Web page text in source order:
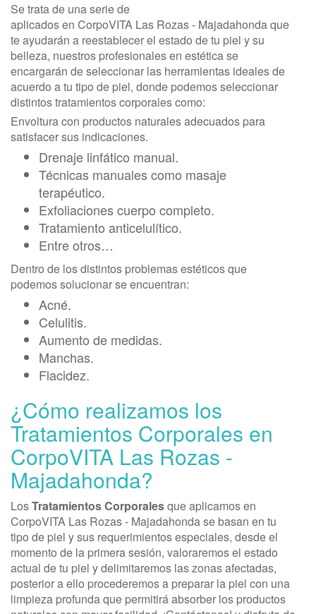
Se trata de una serie de
aplicados en CorpoVITA Las Rozas - Majadahonda que
te ayudarán a reestablecer el estado de tu piel y su
belleza, nuestros profesionales en estética se
encargarán de seleccionar las herramientas ideales de
acuerdo a tu tipo de piel, donde podemos seleccionar
distintos tratamientos corporales como:
Envoltura con productos naturales adecuados para
satisfacer sus indicaciones.
Drenaje linfático manual.
Técnicas manuales como masaje
terapéutico.
Exfoliaciones cuerpo completo.
Tratamiento anticelulítico.
Entre otros…
Dentro de los distintos problemas estéticos que
podemos solucionar se encuentran:
Acné.
Celulitis.
Aumento de medidas.
Manchas.
Flacidez.
¿Cómo realizamos los
Tratamientos Corporales en
CorpoVITA Las Rozas -
Majadahonda?
LosTratamientos Corporalesque aplicamos en
CorpoVITA Las Rozas - Majadahonda se basan en tu
tipo de piel y sus requerimientos especiales, desde el
momento de la primera sesión, valoraremos el estado
actual de tu piel y delimitaremos las zonas afectadas,
posterior a ello procederemos a preparar la piel con una
limpieza profunda que permitirá absorber los productos